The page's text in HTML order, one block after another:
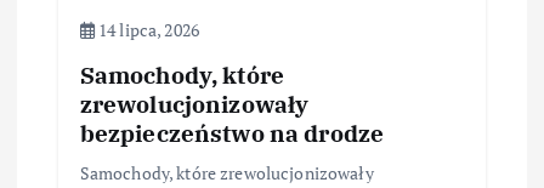
14 lipca, 2026
Samochody, które
zrewolucjonizowały
bezpieczeństwo na drodze
Samochody, które zrewolucjonizowały